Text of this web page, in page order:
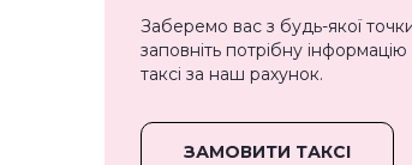
Заберемо вас з будь-якої
заповніть потрібну
таксі за наш рахунок.
ЗАМОВИТИ ТАКСІ